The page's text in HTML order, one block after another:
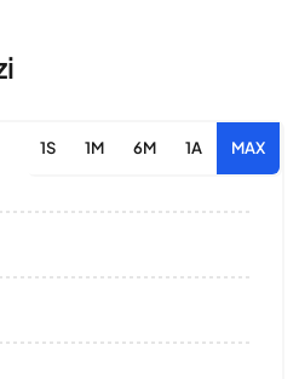
1S 1M 6M 1A MAX